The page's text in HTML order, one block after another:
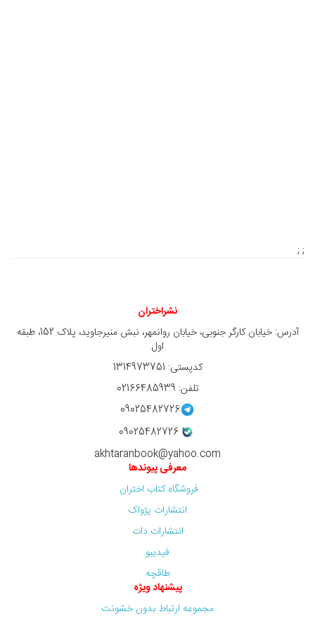
; ;
نشراختران
آدرس: خیابان کارگر جنوبی، خیابان روانمهر، نبش منیرجاوید، پلاک 152، طبقه
اول
کدپستی: 1314973751
تلفن: 02166485939
09025482726
09025482726
akhtaranbook@yahoo.com
معرفی پیوندها
فروشگاه کتاب اختران
انتشارات پژواک
انتشارات دات
فیدیبو
طاقچه
پیشنهاد ویژه
مجموعه ارتباط بدون خشونت